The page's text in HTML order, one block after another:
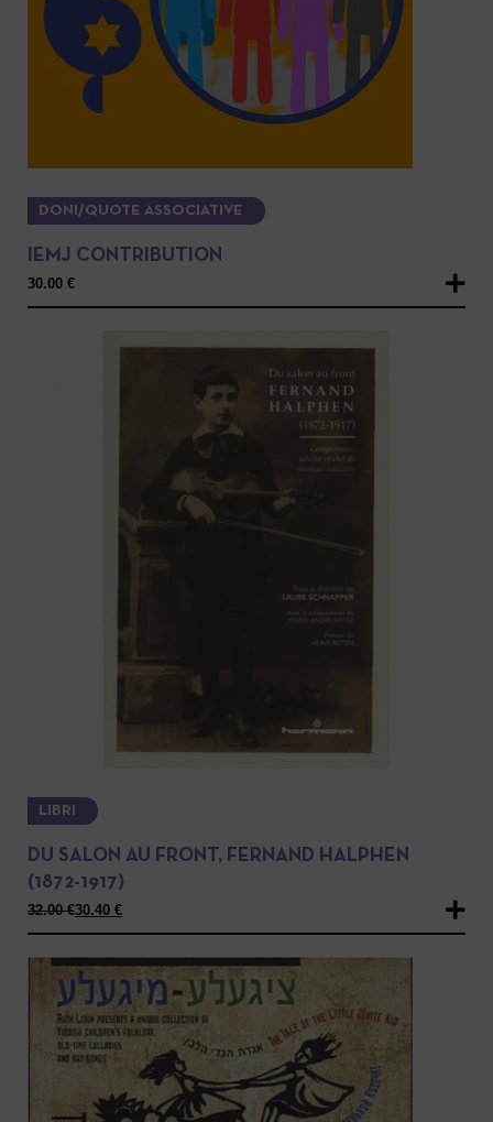
DONI/QUOTE ASSOCIATIVE
IEMJ CONTRIBUTION
30.00 €
LIBRI
DU SALON AU FRONT, FERNAND HALPHEN
(1872-1917)
32.00€30.40 €